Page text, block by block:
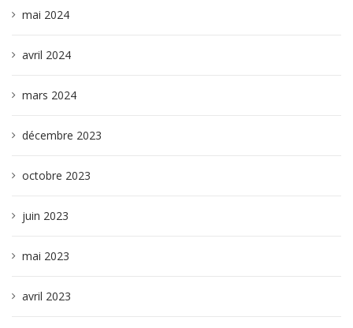
mai 2024
avril 2024
mars 2024
décembre 2023
octobre 2023
juin 2023
mai 2023
avril 2023